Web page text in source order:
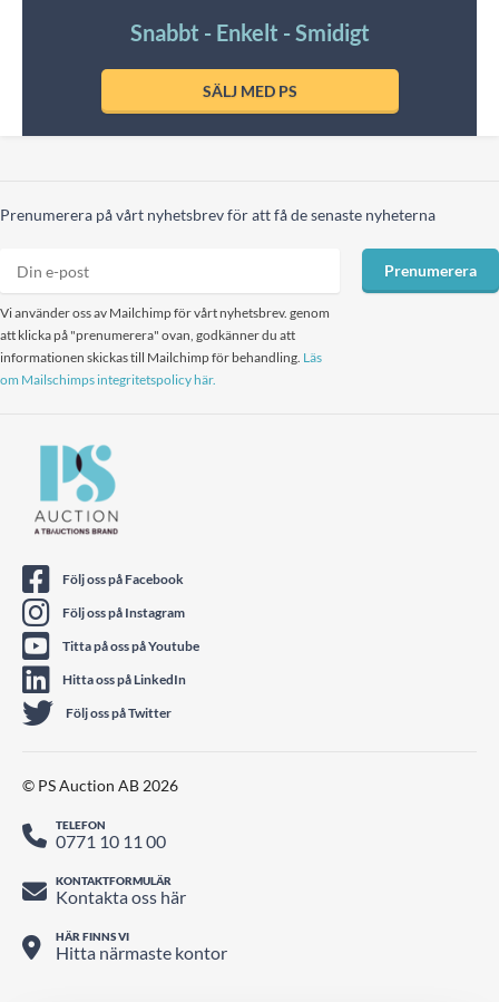
Snabbt - Enkelt - Smidigt
SÄLJ MED PS
Prenumerera på vårt nyhetsbrev för att få de senaste nyheterna
Vi använder oss av Mailchimp för vårt nyhetsbrev. genom
att klicka på "prenumerera" ovan, godkänner du att
informationen skickas till Mailchimp för behandling. Läs
om Mailschimps integritetspolicy här.
Prenumerera
Följ oss på Facebook
Följ oss på Instagram
Titta på oss på Youtube
Hitta oss på LinkedIn
Följ oss på Twitter
© PS Auction AB 2026
TELEFON
0771 10 11 00
KONTAKTFORMULÄR
Kontakta oss här
HÄR FINNS VI
Hitta närmaste kontor